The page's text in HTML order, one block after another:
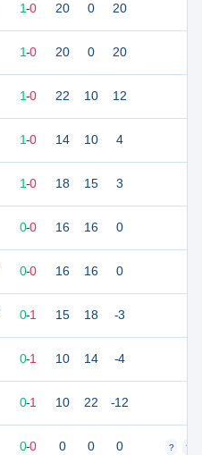
1-0 20 0 20
1-0 20 0 20
1-0 22 10 12
1-0 14 10 4
1-0 18 15 3
0-0 16 16 0
0-0 16 16 0
0-1 15 18 -3
0-1 10 14 -4
0-1 10 22 -12
0-0 0 0 0 ? ?